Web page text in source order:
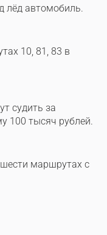
лёд автомобиль.
10, 81, 83 в
судить за
100 тысяч рублей.
маршрутах с